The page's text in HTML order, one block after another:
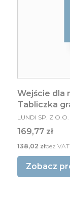
Wejście dla
Tabliczka
PRODUCENT
LUNDI SP. Z O.O.
Cena
169,77 zł
Cena
138,02 złbez VAT
Zobacz